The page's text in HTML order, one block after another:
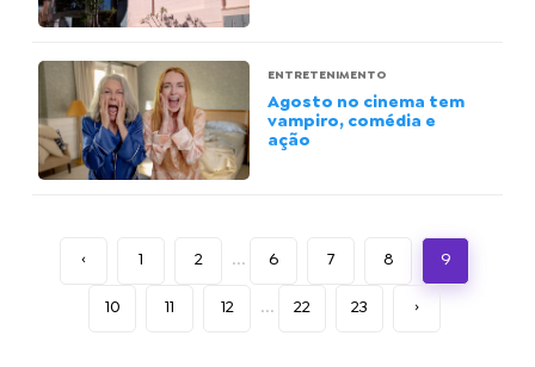
ENTRETENIMENTO
Agosto no cinema tem
vampiro, comédia e
ação
‹ 1 2 ... 6 7 8 9
10 11 12 ... 22 23 ›